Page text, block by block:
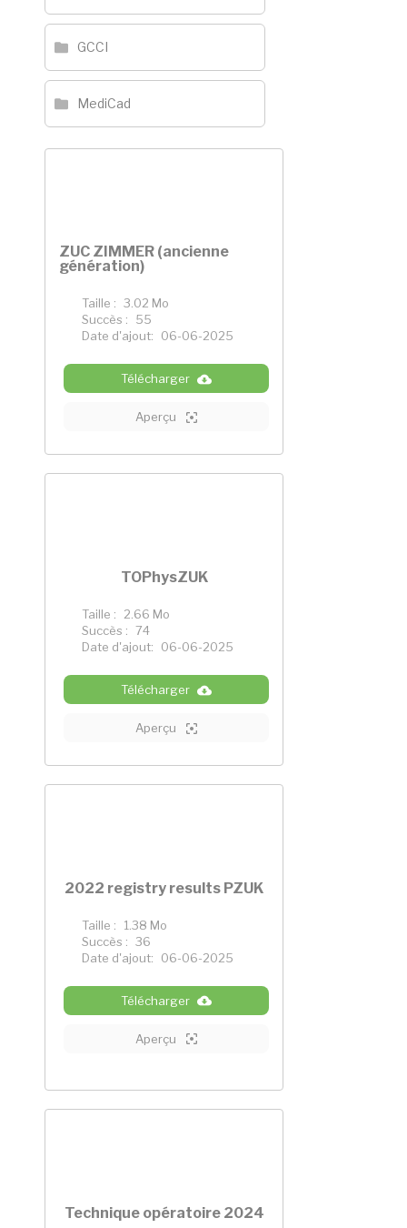
GCCI
MediCad
ZUC ZIMMER (ancienne
génération)
Taille : 3.02 Mo
Succès :
55
Date d'ajout:
06-06-2025
Télécharger
Aperçu
TOPhysZUK
Taille :
2.66 Mo
Succès : 74
Date d'ajout:
06-06-2025
Télécharger
Aperçu
2022 registry results PZUK
Taille :
1.38 Mo
Succès : 36
Date d'ajout:
06-06-2025
Télécharger
Aperçu
Technique opératoire 2024